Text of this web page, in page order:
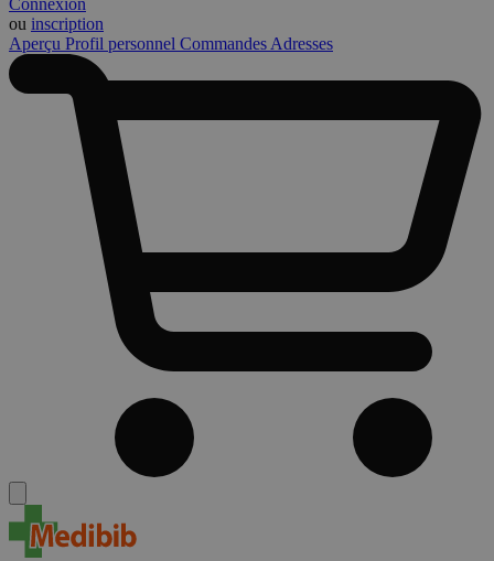
Connexion
ou inscription
Aperçu Profil personnel Commandes Adresses